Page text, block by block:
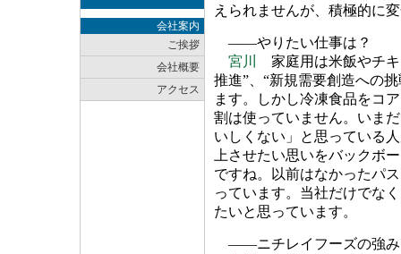
会社案内
ご挨拶
会社概要
アクセス
えられませんが、積極的に
――やりたい仕事は？
宮川
家庭用は米飯やチキ
推進”、“新規需要創造への
ます。しかし冷凍食品をコ
割は使っていません。いま
いしくない」と思っている
上させたい思いをバックボ
ですね。以前はなかったパ
っています。当社だけでな
たいと思っています。
――ニチレイフーズの強み